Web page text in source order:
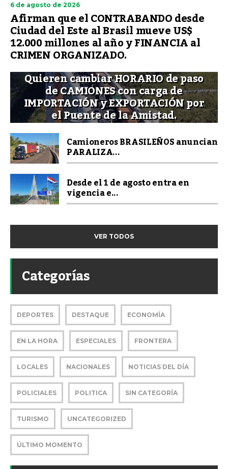
6 de agosto de 2026
Afirman que el CONTRABANDO desde
Ciudad del Este al Brasil mueve US$
12.000 millones al año y FINANCIA al
CRIMEN ORGANIZADO.
Quieren cambiar HORARIO de paso
de CAMIONES con carga de
IMPORTACIÓN y EXPORTACIÓN por
el Puente de la Amistad.
Camioneros BRASILEÑOS anuncian
PARALIZA...
Desde el 1 de agosto entra en
vigencia e...
VER TODOS
Categorías
DEPORTES DESTAQUE ECONOMÍA
EN LA HORA ESPECIALES FRONTERA
LOCALES NACIONALES NOTICIAS DEL DÍA
POLICIALES POLITICA SIN CATEGORÍA
TURISMO UNCATEGORIZED
ÚLTIMO MOMENTO